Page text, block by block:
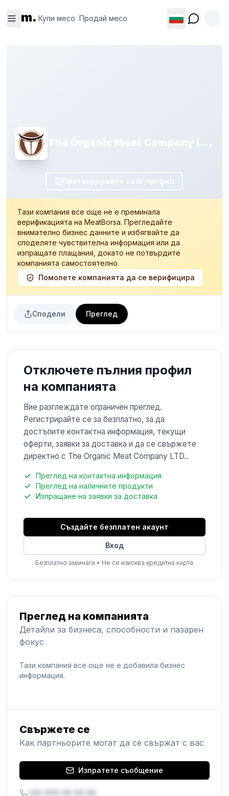
m. Купи месо Продай месо
месо
месо
The Organic Meat Company LTD.
Претендирайте този профил
Тази компания все още не е преминала
верификацията на MeatBorsa. Прегледайте
внимателно бизнес данните и избягвайте да
споделяте чувствителна информация или да
изпращате плащания, докато не потвърдите
компанията самостоятелно.
Помолете компанията да се верифицира
Сподели Преглед
Отключете пълния профил
на компанията
Вие разглеждате ограничен преглед.
Регистрирайте се за безплатно, за да
достъпите контактна информация, текущи
оферти, заявки за доставка и да се свържете
директно с The Organic Meat Company LTD..
Преглед на контактна информация
Преглед на наличните продукти
Изпращане на заявки за доставка
Създайте безплатен акаунт
Вход
Безплатно завинаги • Не се изисква кредитна карта
Преглед на компанията
Детайли за бизнеса, способности и пазарен
фокус
Тази компания все още не е добавила бизнес
информация.
Свържете се
Как партньорите могат да се свържат с вас
Изпратете съобщение